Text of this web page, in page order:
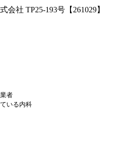
社 TP25-193号【261029】
者
いる内科